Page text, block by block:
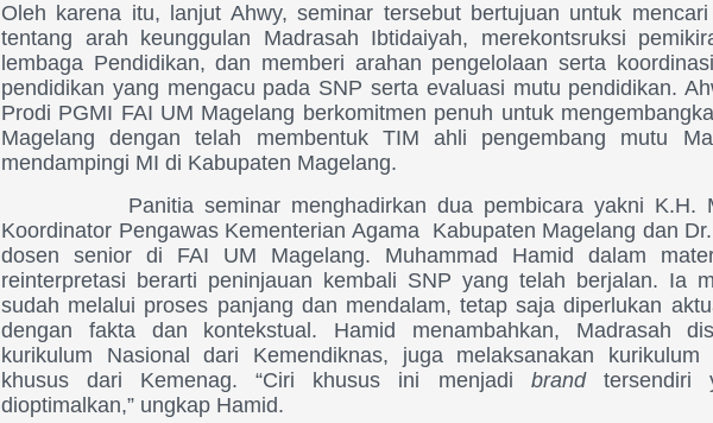
Oleh karena itu, lanjut Ahwy, seminar tersebut bertujuan untuk
tentang arah keunggulan Madrasah Ibtidaiyah, merekontsruksi
lembaga Pendidikan, dan memberi arahan pengelolaan serta
pendidikan yang mengacu pada SNP serta evaluasi mutu pendidikan.
Prodi PGMI FAI UM Magelang berkomitmen penuh untuk
Magelang dengan telah membentuk TIM ahli pengembang mutu
mendampingi MI di Kabupaten Magelang.
Panitia seminar menghadirkan dua pembicara yakni K.H.
Koordinator Pengawas Kementerian Agama Kabupaten Magelang dan
dosen senior di FAI UM Magelang. Muhammad Hamid dalam
reinterpretasi berarti peninjauan kembali SNP yang telah berjalan. Ia
sudah melalui proses panjang dan mendalam, tetap saja diperlukan
dengan fakta dan kontekstual. Hamid menambahkan, Madrasah
kurikulum Nasional dari Kemendiknas, juga melaksanakan
khusus dari Kemenag. “Ciri khusus ini menjadi brandtersendiri
dioptimalkan,” ungkap Hamid.